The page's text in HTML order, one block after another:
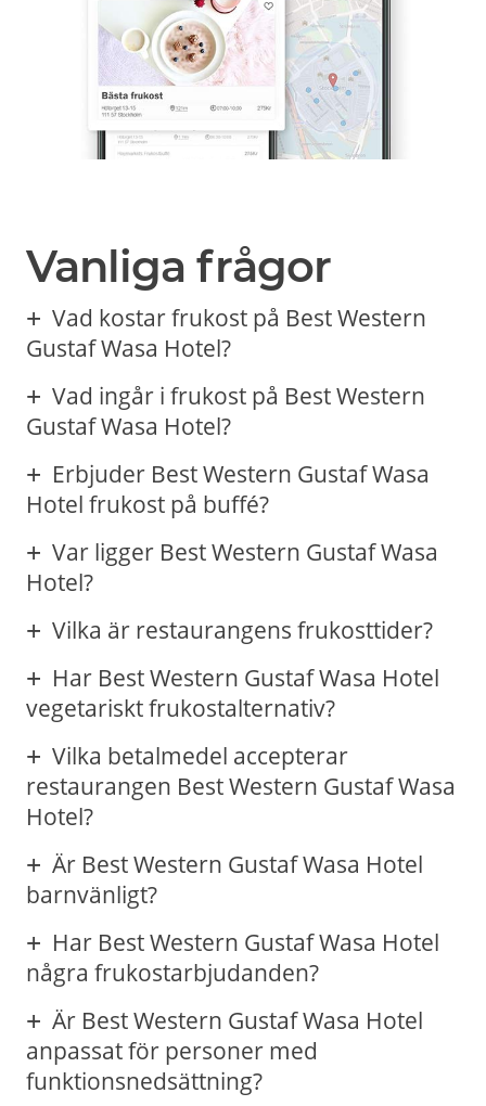
Vanliga frågor
Vad kostar frukost på Best Western
Gustaf Wasa Hotel?
Vad ingår i frukost på Best Western
Gustaf Wasa Hotel?
Erbjuder Best Western Gustaf Wasa
Hotel frukost på buffé?
Var ligger Best Western Gustaf Wasa
Hotel?
Vilka är restaurangens frukosttider?
Har Best Western Gustaf Wasa Hotel
vegetariskt frukostalternativ?
Vilka betalmedel accepterar
restaurangen Best Western Gustaf Wasa
Hotel?
Är Best Western Gustaf Wasa Hotel
barnvänligt?
Har Best Western Gustaf Wasa Hotel
några frukostarbjudanden?
Är Best Western Gustaf Wasa Hotel
anpassat för personer med
funktionsnedsättning?